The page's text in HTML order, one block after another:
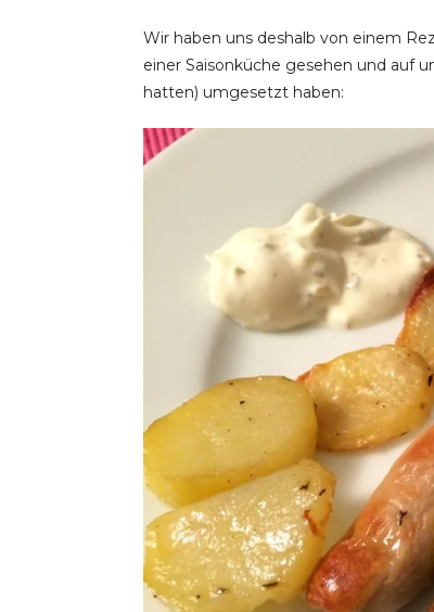
Wir haben uns deshalb von einem
einer Saisonküche gesehen und auf
hatten) umgesetzt haben: